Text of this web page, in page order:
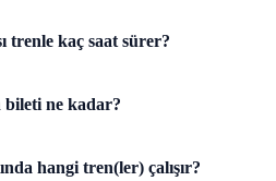
trenle kaç saat sürer?
bileti ne kadar?
hangi tren(ler) çalışır?